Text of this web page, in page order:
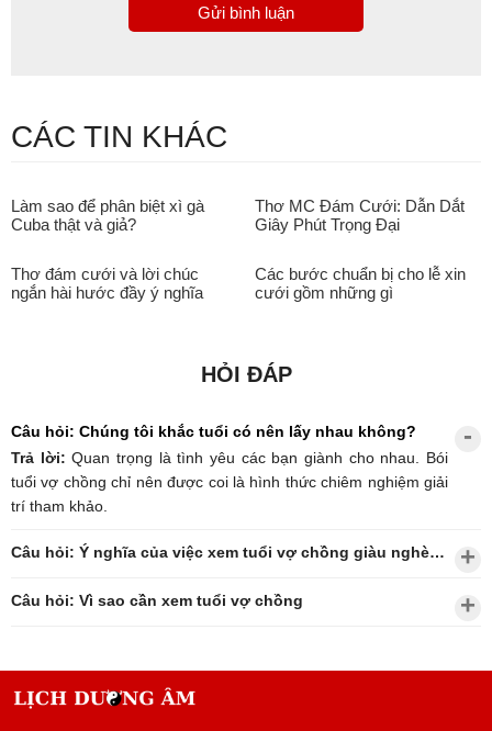
Gửi bình luận
CÁC TIN KHÁC
Làm sao để phân biệt xì gà
Cuba thật và giả?
Thơ MC Đám Cưới: Dẫn Dắt
Giây Phút Trọng Đại
Thơ đám cưới và lời chúc
ngắn hài hước đầy ý nghĩa
Các bước chuẩn bị cho lễ xin
cưới gồm những gì
HỎI ĐÁP
Câu hỏi: Chúng tôi khắc tuổi có nên lấy nhau không?
Trả lời:Quan trọng là tình yêu các bạn giành cho nhau. Bói
tuổi vợ chồng chỉ nên được coi là hình thức chiêm nghiệm giải
trí tham khảo.
Câu hỏi: Ý nghĩa của việc xem tuổi vợ chồng giàu nghèo?
Câu hỏi: Vì sao cần xem tuổi vợ chồng